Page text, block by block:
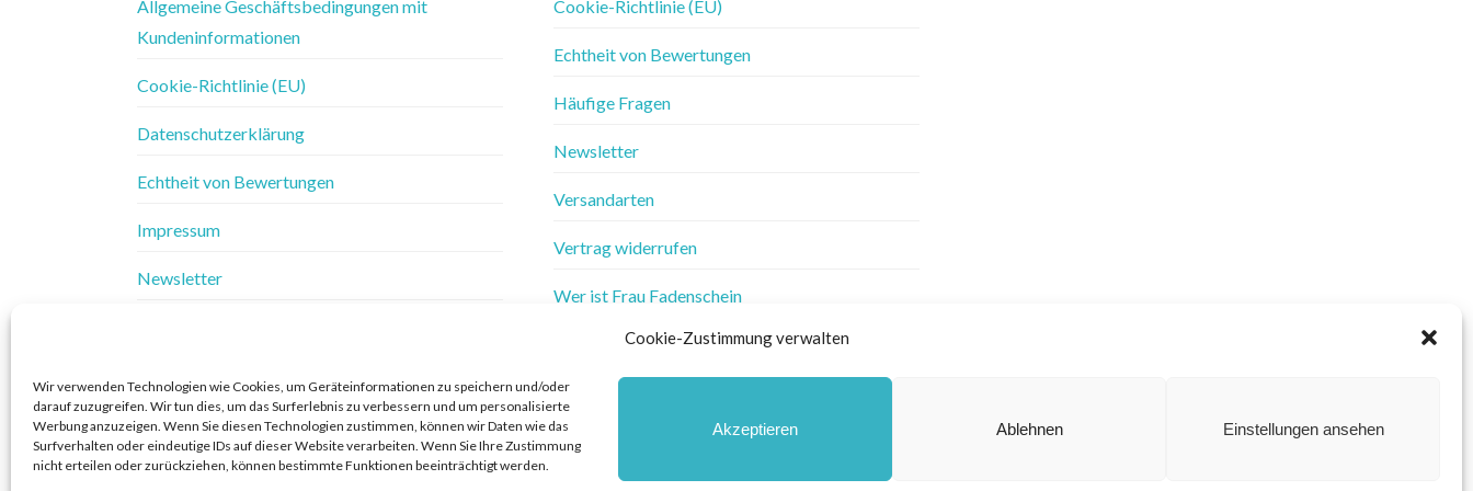
Cookie-Zustimmung verwalten
Wir verwenden Technologien wie Cookies, um Geräteinformationen zu speichern und/oder
darauf zuzugreifen. Wir tun dies, um das Surferlebnis zu verbessern und um personalisierte
Werbung anzuzeigen. Wenn Sie diesen Technologien zustimmen, können wir Daten wie das
Surfverhalten oder eindeutige IDs auf dieser Website verarbeiten. Wenn Sie Ihre Zustimmung
nicht erteilen oder zurückziehen, können bestimmte Funktionen beeinträchtigt werden.
Akzeptieren Ablehnen Einstellungen ansehen
Allgemeine Geschäftsbedingungen mit
Kundeninformationen
Cookie-Richtlinie (EU)
Datenschutzerklärung
Echtheit von Bewertungen
Impressum
Newsletter
Widerrufsbelehrung & Widerrufsformular
Cookie-Richtlinie (EU)
Echtheit von Bewertungen
Häufige Fragen
Newsletter
Versandarten
Vertrag widerrufen
Wer ist Frau Fadenschein
Widerrufsbelehrung
Zahlungsarten